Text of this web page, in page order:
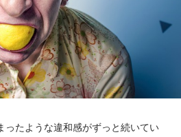
ったような違和感がずっと続いてい